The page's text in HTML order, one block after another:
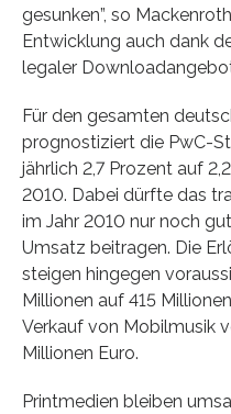
gesunken”, so
Entwicklung auch dank
legaler
Für den gesamten
prognostiziert die PwC-
jährlich 2,7 Prozent auf
2010. Dabei dürfte das
im Jahr 2010 nur noch
Umsatz beitragen. Die
steigen hingegen
Millionen auf 415
Verkauf von Mobilmusik
Millionen Euro.
Printmedien bleiben